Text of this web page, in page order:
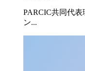
PARCIC共同代
ン...